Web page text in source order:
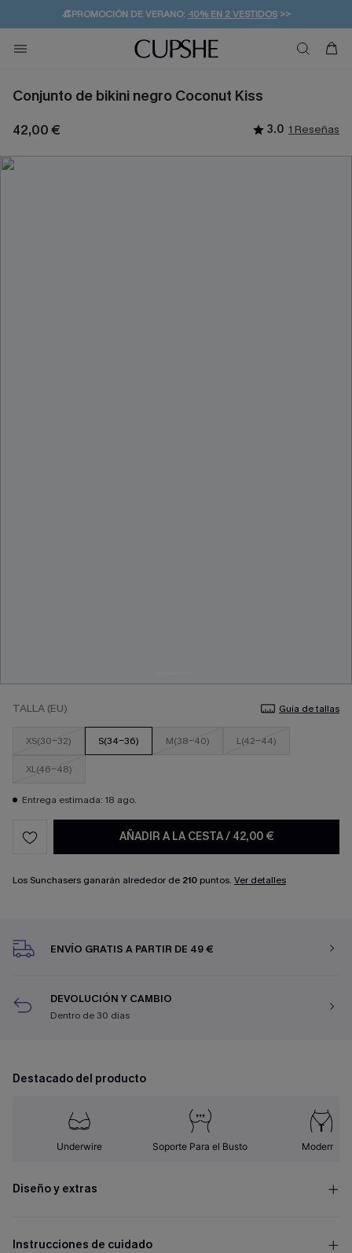
👒PROMOCIÓN DE VERANO:-10% EN 2 VESTIDOS>>
💌¡SUSCRIBIRSE & GANAR -10% EXTRA!
🚚ENVÍO GRATUITO A PARTIR DE 49 € >>
Conjunto de bikini negro Coconut Kiss
42,00 € 3.0 1 Reseñas
TALLA (EU) Guía de tallas
XS(30-32) S(34-36) M(38-40) L(42-44)
XL(46-48)
Entrega estimada: 18 ago.
AÑADIR A LA CESTA/ 42,00 €
Los Sunchasers ganarán alrededor de 210 puntos. Ver detalles
ENVÍO GRATIS A PARTIR DE 49 €
DEVOLUCIÓN Y CAMBIO
Dentro de 30 días
Destacado del producto
Underwire Soporte Para el Busto Moderno
Diseño y extras
Instrucciones de cuidado